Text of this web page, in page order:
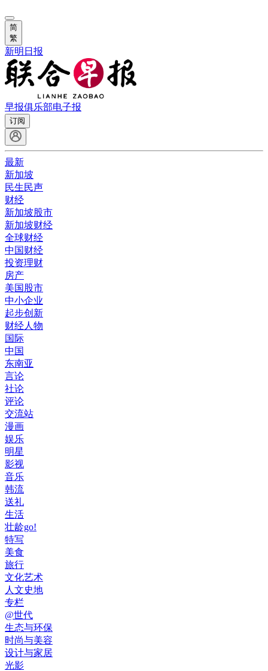
简
繁
新明日报
早报俱乐部电子报
订阅
最新
新加坡
民生民声
财经
新加坡股市
新加坡财经
全球财经
中国财经
投资理财
房产
美国股市
中小企业
起步创新
财经人物
国际
中国
东南亚
言论
社论
评论
交流站
漫画
娱乐
明星
影视
音乐
韩流
送礼
生活
壮龄go!
特写
美食
旅行
文化艺术
人文史地
专栏
@世代
生态与环保
时尚与美容
设计与家居
光影